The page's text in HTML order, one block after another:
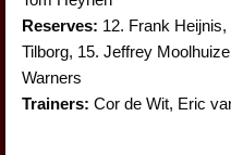
Reserves: 12. Frank
Tilborg, 15. Jeffrey
Warners
Trainers: Cor de Wit, Eric